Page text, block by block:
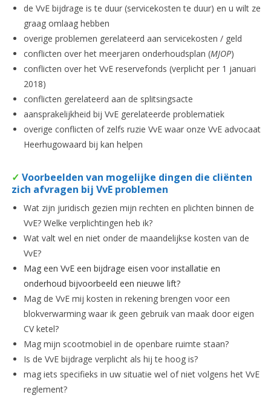
de VvE bijdrage is te duur (servicekosten te duur) en u wilt ze
graag omlaag hebben
overige problemen gerelateerd aan servicekosten / geld
conflicten over het meerjaren onderhoudsplan (MJOP)
conflicten over het VvE reservefonds (verplicht per 1 januari
2018)
conflicten gerelateerd aan de splitsingsacte
aansprakelijkheid bij VvE gerelateerde problematiek
overige conflicten of zelfs ruzie VvE waar onze VvE advocaat
Heerhugowaard bij kan helpen
✓ Voorbeelden van mogelijke dingen die cliënten
zich afvragen bij VvE problemen
Wat zijn juridisch gezien mijn rechten en plichten binnen de
VvE? Welke verplichtingen heb ik?
Wat valt wel en niet onder de maandelijkse kosten van de
VvE?
Mag een VvE een bijdrage eisen voor installatie en
onderhoud bijvoorbeeld een nieuwe lift?
Mag de VvE mij kosten in rekening brengen voor een
blokverwarming waar ik geen gebruik van maak door eigen
CV ketel?
Mag mijn scootmobiel in de openbare ruimte staan?
Is de VvE bijdrage verplicht als hij te hoog is?
mag iets specifieks in uw situatie wel of niet volgens het VvE
reglement?